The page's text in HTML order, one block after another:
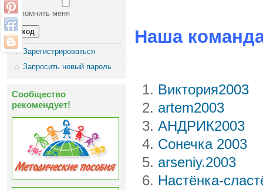
Запомнить меня
Зарегистрироваться
Запросить новый пароль
Сообщество
рекомендует!
Наша
Виктория2003
artem2003
АНДРИК2003
Сонечка 2003
arseniy.2003
Настёнка-